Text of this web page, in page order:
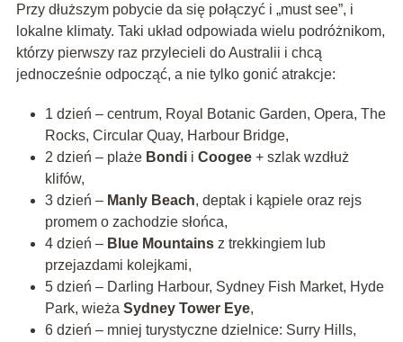
Przy dłuższym pobycie da się połączyć i „must see”, i
lokalne klimaty. Taki układ odpowiada wielu podróżnikom,
którzy pierwszy raz przylecieli do Australii i chcą
jednocześnie odpocząć, a nie tylko gonić atrakcje:
1 dzień – centrum, Royal Botanic Garden, Opera, The
Rocks, Circular Quay, Harbour Bridge,
2 dzień – plaże Bondii Coogee+ szlak wzdłuż
klifów,
3 dzień – Manly Beach, deptak i kąpiele oraz rejs
promem o zachodzie słońca,
4 dzień – Blue Mountainsz trekkingiem lub
przejazdami kolejkami,
5 dzień – Darling Harbour, Sydney Fish Market, Hyde
Park, wieża Sydney Tower Eye,
6 dzień – mniej turystyczne dzielnice: Surry Hills,